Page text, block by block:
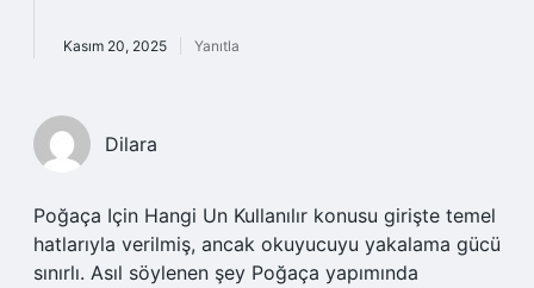
Kasım 20, 2025 Yanıtla
Dilara
Poğaça Için Hangi Un Kullanılır konusu girişte temel
hatlarıyla verilmiş, ancak okuyucuyu yakalama gücü
sınırlı. Asıl söylenen şey Poğaça yapımında